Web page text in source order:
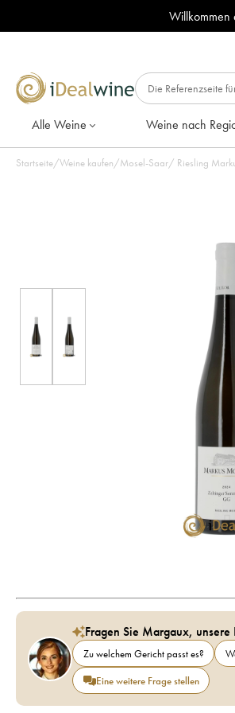
Willkommen
Alle Weine Weine nach
Startseite/Weine kaufen/Mosel-Saar/
Fragen Sie Margaux, unsere
Zu welchem Gericht passt es?
Eine weitere Frage stellen